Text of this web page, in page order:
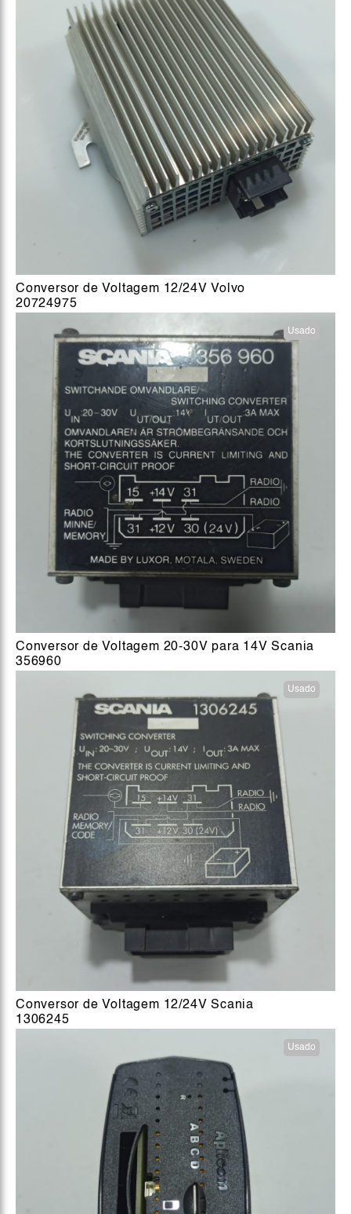
Conversor de Voltagem 12/24V Volvo
20724975
Usado
Conversor de Voltagem 20-30V para 14V Scania
356960
Usado
Conversor de Voltagem 12/24V Scania
1306245
Usado